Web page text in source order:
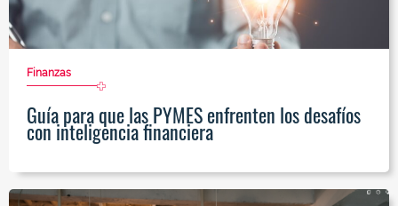
Finanzas
Guía para que las PYMES enfrenten los desafíos
con inteligencia financiera